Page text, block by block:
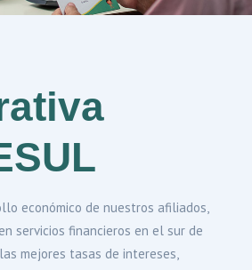
económico de nuestros afiliados,
servicios financieros en el sur de
mejores tasas de intereses,